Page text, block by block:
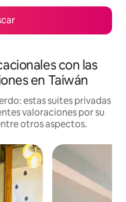
con las
en Taiwán
estas suites privadas
valoraciones por su
otros aspectos.